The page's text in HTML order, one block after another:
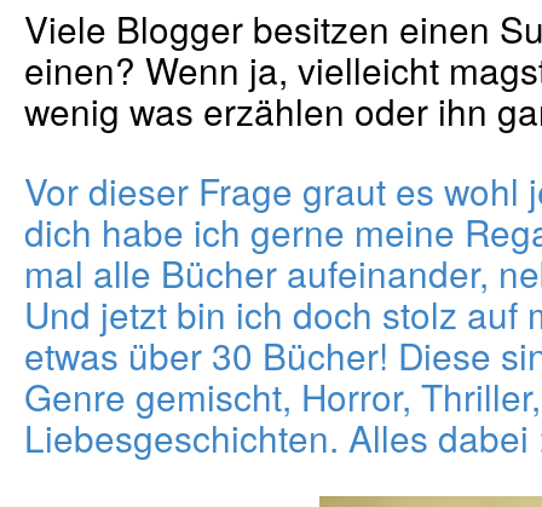
Viele Blogger besitzen einen
einen? Wenn ja, vielleicht
wenig was erzählen oder ihn
Vor dieser Frage graut es wohl
dich habe ich gerne meine
mal alle Bücher aufeinander,
Und jetzt bin ich doch stolz auf
etwas über 30 Bücher! Diese
Genre gemischt, Horror,
Liebesgeschichten. Alles dabei